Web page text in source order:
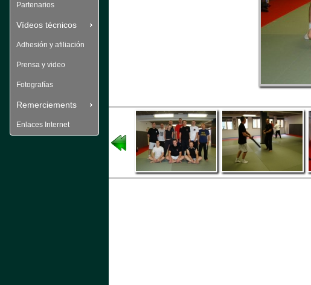
Partenarios
Vídeos técnicos
Adhesión y afiliación
Prensa y video
Fotografías
Remerciements
Enlaces Internet